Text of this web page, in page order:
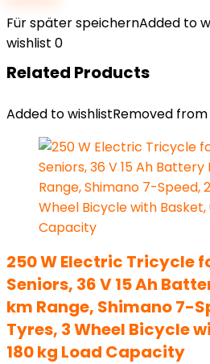
Für später speichernAdded to
wishlist 0
Related Products
Added to wishlistRemoved from
250 W Electric Tricycle
Seniors, 36 V 15 Ah
km Range, Shimano 7-
Tyres, 3 Wheel Bicycle
180 kg Load Capacity